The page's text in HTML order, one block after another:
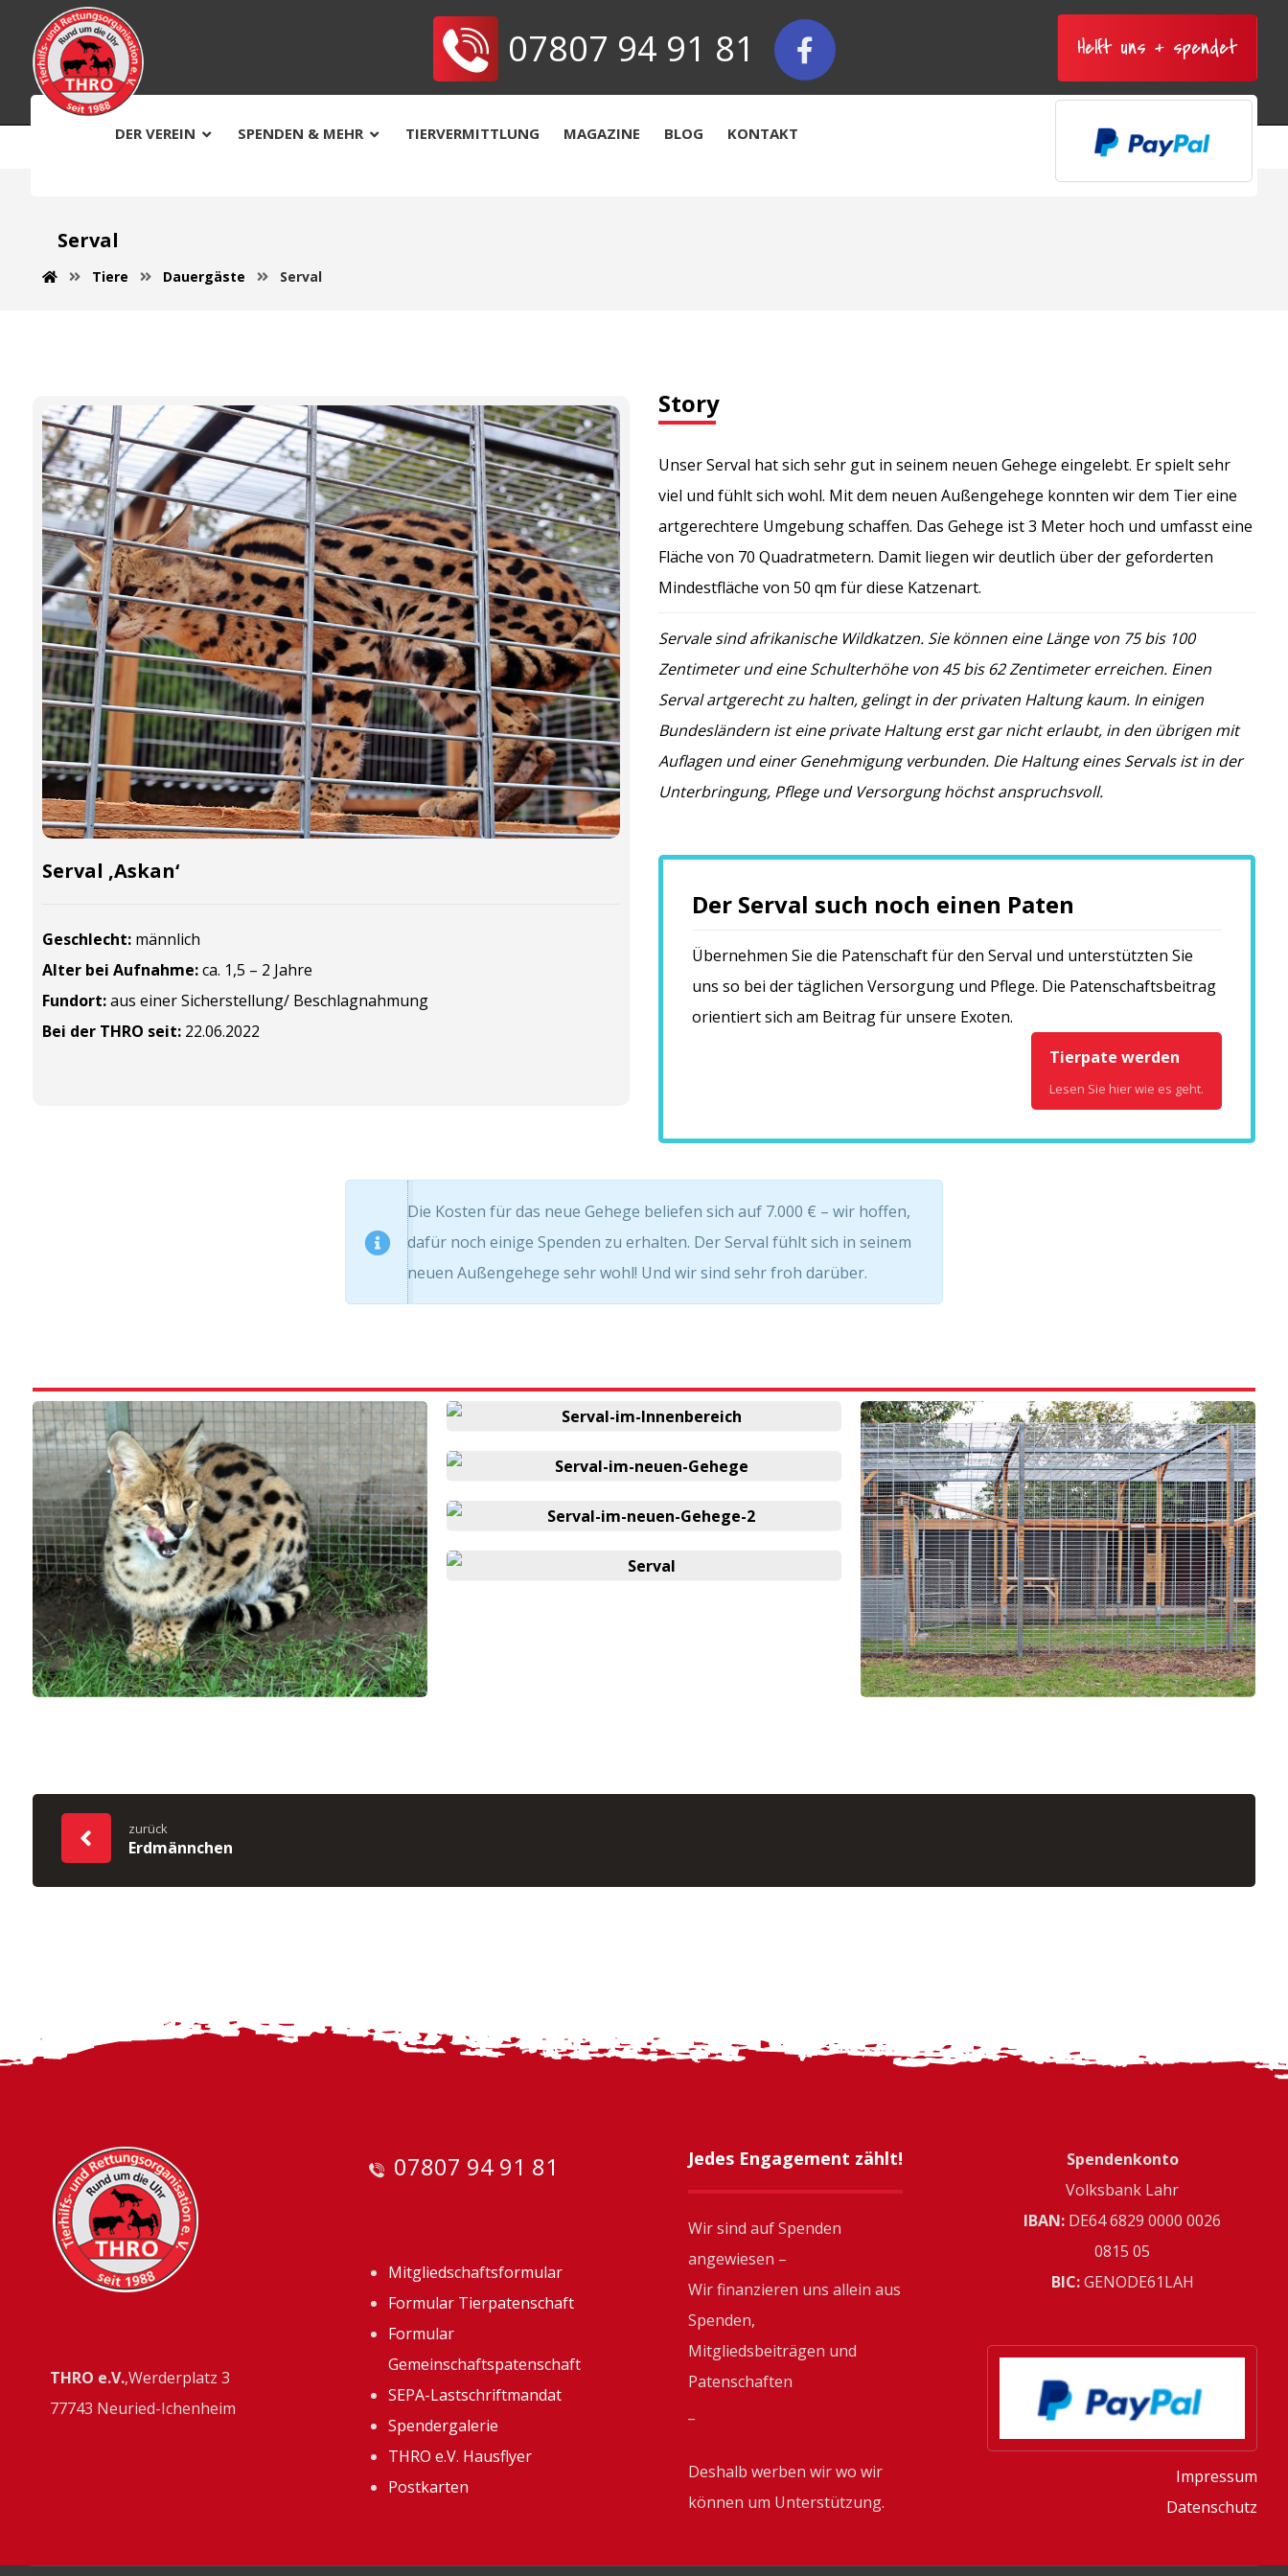
07807 94 91 81 Helft uns + spendet
DER VEREIN SPENDEN & MEHR TIERVERMITTLUNG MAGAZINE BLOG KONTAKT
Serval
Tiere Dauergäste Serval
Serval ‚Askan‘
Geschlecht: männlich
Alter bei Aufnahme:ca. 1,5 – 2 Jahre
Fundort:aus einer Sicherstellung/ Beschlagnahmung
Bei der THRO seit: 22.06.2022
Story
Unser Serval hat sich sehr gut in seinem neuen Gehege eingelebt. Er spielt sehr
viel und fühlt sich wohl. Mit dem neuen Außengehege konnten wir dem Tier eine
artgerechtere Umgebung schaffen. Das Gehege ist 3 Meter hoch und umfasst eine
Fläche von 70 Quadratmetern. Damit liegen wir deutlich über der geforderten
Mindestfläche von 50 qm für diese Katzenart.
Servale sind afrikanische Wildkatzen. Sie können eine Länge von 75 bis 100
Zentimeter und eine Schulterhöhe von 45 bis 62 Zentimeter erreichen. Einen
Serval artgerecht zu halten, gelingt in der privaten Haltung kaum. In einigen
Bundesländern ist eine private Haltung erst gar nicht erlaubt, in den übrigen mit
Auflagen und einer Genehmigung verbunden. Die Haltung eines Servals ist in der
Unterbringung, Pflege und Versorgung höchst anspruchsvoll.
Der Serval such noch einen Paten
Übernehmen Sie die Patenschaft für den Serval und unterstützten Sie
uns so bei der täglichen Versorgung und Pflege. Die Patenschaftsbeitrag
orientiert sich am Beitrag für unsere Exoten.
Tierpate werden
Lesen Sie hier wie es geht.
Die Kosten für das neue Gehege beliefen sich auf 7.000 € – wir hoffen,
dafür noch einige Spenden zu erhalten. Der Serval fühlt sich in seinem
neuen Außengehege sehr wohl! Und wir sind sehr froh darüber.
zurück
Erdmännchen
THRO e.V.,Werderplatz 3
77743 Neuried-Ichenheim
07807 94 91 81
Mitgliedschaftsformular
Formular Tierpatenschaft
Formular
Gemeinschaftspatenschaft
SEPA-Lastschriftmandat
Spendergalerie
THRO e.V. Hausflyer
Postkarten
Jedes Engagement zählt!
Wir sind auf Spenden
angewiesen –
Wir finanzieren uns allein aus
Spenden,
Mitgliedsbeiträgen und
Patenschaften
Deshalb werben wir wo wir
können um Unterstützung.
Spendenkonto
Volksbank Lahr
IBAN: ­DE64 6829 0000 0026
0815 05
BIC:GENODE61LAH
Impressum
Datenschutz